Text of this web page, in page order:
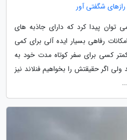
رازهای شگفتی آور
توان پیدا کرد که دارای جاذبه های
رفاهی بسیار ایده آلی برای کمی
کسی برای سفر کوتاه مدت خود به
ولی اگر حقیقتش را بخواهیم فنلاند نیز